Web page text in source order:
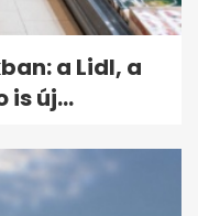
a Lidl, a
is új...